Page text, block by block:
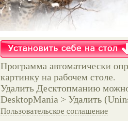
Программа автоматически
картинку на рабочем столе.
Удалить Десктопманию
DesktopMania > Удалить
Пользовательское соглашение